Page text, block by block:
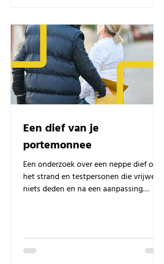
Een dief van je
portemonnee
Een onderzoek over een neppe dief op
het strand en testpersonen die vrijwel
niets deden en na een aanpassing